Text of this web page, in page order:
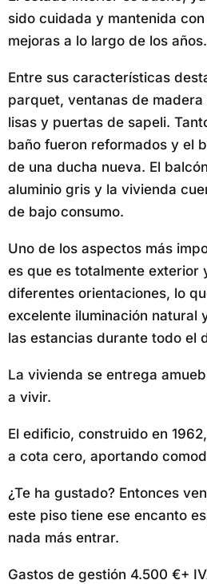
sido cuidada y mantenida
mejoras a lo largo de los años.
Entre sus características
parquet, ventanas de
lisas y puertas de sapeli.
baño fueron reformados y el
de una ducha nueva. El
aluminio gris y la vivienda
de bajo consumo.
Uno de los aspectos más
es que es totalmente exterior
diferentes orientaciones, lo
excelente iluminación natural
las estancias durante todo el
La vivienda se entrega
a vivir.
El edificio, construido en
a cota cero, aportando
¿Te ha gustado? Entonces
este piso tiene ese encanto
nada más entrar.
Gastos de gestión 4.500 €+